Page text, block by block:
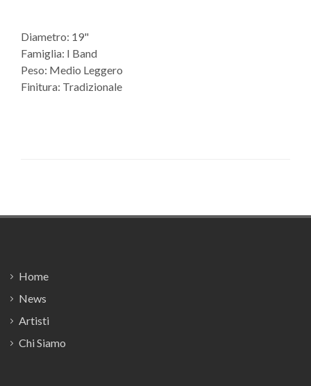
Diametro: 19"
Famiglia: I Band
Peso: Medio Leggero
Finitura: Tradizionale
Home
News
Artisti
Chi Siamo